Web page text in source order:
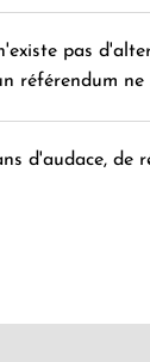
pas
référendum ne
d'audace, de